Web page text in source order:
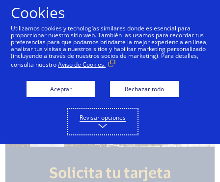
Solicita tu tarjeta
Cookies
Utilizamos cookies y tecnologías similares donde es esencial para
proporcionar nuestro sitio web. También las usamos para recordar tus
preferencias para que podamos brindarte la mejor experiencia en línea,
analizar tus visitas a nuestros sitios y habilitar marketing personalizado
(incluyendo a través de nuestros socios de marketing). Para detalles,
consulta nuestroAviso de Cookies.
Aceptar Rechazar todo
Revisar opciones